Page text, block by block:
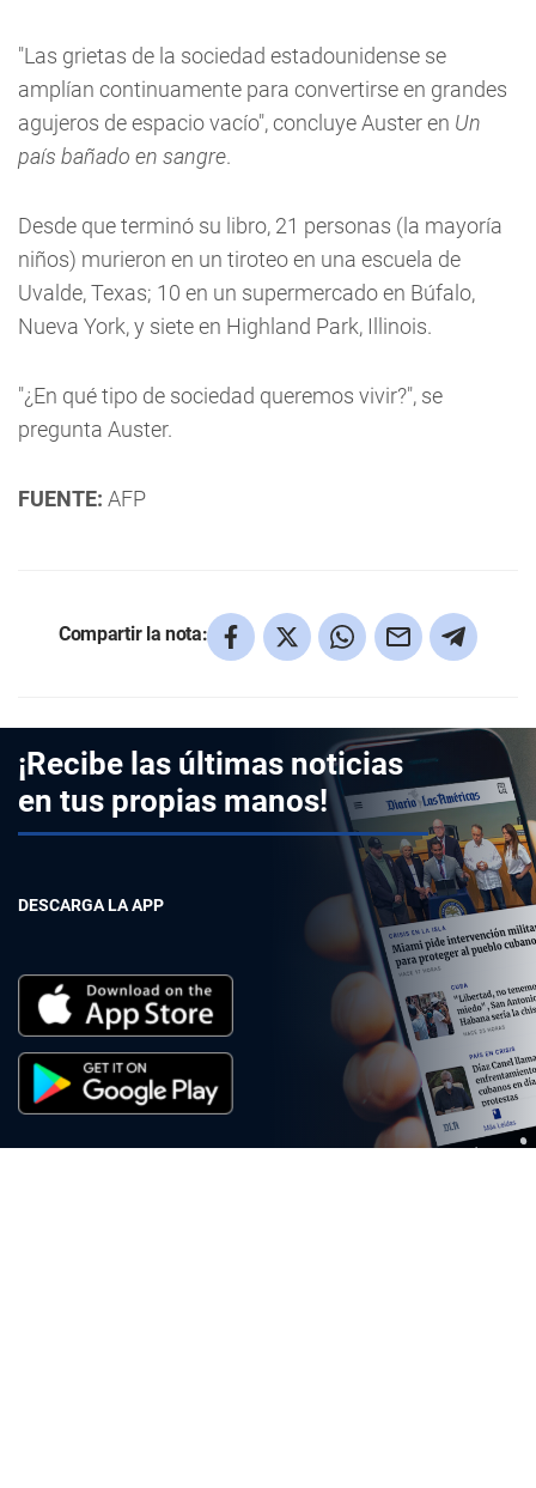
"Las grietas de la sociedad estadounidense se
amplían continuamente para convertirse en grandes
agujeros de espacio vacío", concluye Auster en Un
país bañado en sangre.
Desde que terminó su libro, 21 personas (la mayoría
niños) murieron en un tiroteo en una escuela de
Uvalde, Texas; 10 en un supermercado en Búfalo,
Nueva York, y siete en Highland Park, Illinois.
"¿En qué tipo de sociedad queremos vivir?", se
pregunta Auster.
FUENTE: AFP
Compartir la nota:
¡Recibe las últimas noticias
en tus propias manos!
DESCARGA LA APP